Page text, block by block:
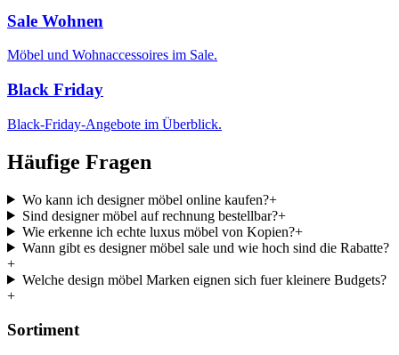
Sale Wohnen
Möbel und Wohnaccessoires im Sale.
Black Friday
Black-Friday-Angebote im Überblick.
Häufige Fragen
Wo kann ich designer möbel online kaufen?+
Sind designer möbel auf rechnung bestellbar?+
Wie erkenne ich echte luxus möbel von Kopien?+
Wann gibt es designer möbel sale und wie hoch sind die Rabatte?
+
Welche design möbel Marken eignen sich fuer kleinere Budgets?
+
Sortiment